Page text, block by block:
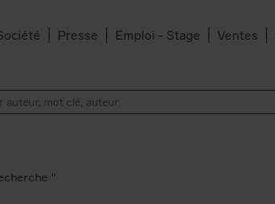
Presse Emploi - Stage Ventes
''